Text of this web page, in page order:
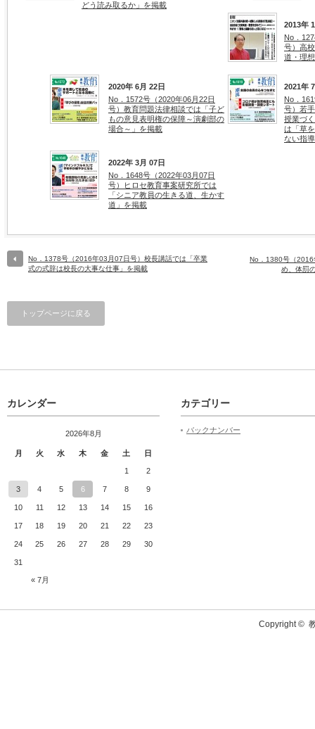
どう読み取るか」を掲載
2013年
No．
号）高
道・理
2020年 6月 22日
No．1572号（2020年06月22日
号）教育問題法律相談では「子ど
もの意見表明権の保障～演劇部の
場合～」を掲載
2021年
No．
号）若
授業づ
は「草
ない指
2022年 3月 07日
No．1648号（2022年03月07日
号）ヒロセ教育事案研究所では
「シニア教員の生きる道、生かす
道」を掲載
No．1378号（2016年03月07日号）校長講話では「卒業
式の式辞は校長の大事な仕事」を掲載
No．1380号（2016
め、体罰
トップページに戻る
カレンダー
2026年8月
月 火 水 木 金 土 日
« 7月
1 2
3 4 5 6 7 8 9
10 11 12 13 14 15 16
17 18 19 20 21 22 23
24 25 26 27 28 29 30
31
カテゴリー
バックナンバー
Copyright ©